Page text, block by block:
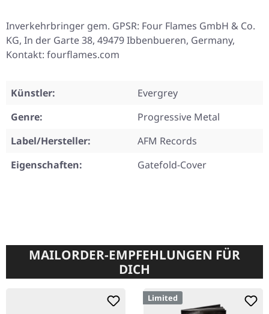
Inverkehrbringer gem. GPSR: Four Flames GmbH & Co.
KG, In der Garte 38, 49479 Ibbenbueren, Germany,
Kontakt: fourflames.com
Künstler:
Evergrey
Genre:
Progressive Metal
Label/Hersteller:
AFM Records
Eigenschaften:
Gatefold-Cover
MAILORDER-EMPFEHLUNGEN FÜR
DICH
Limited